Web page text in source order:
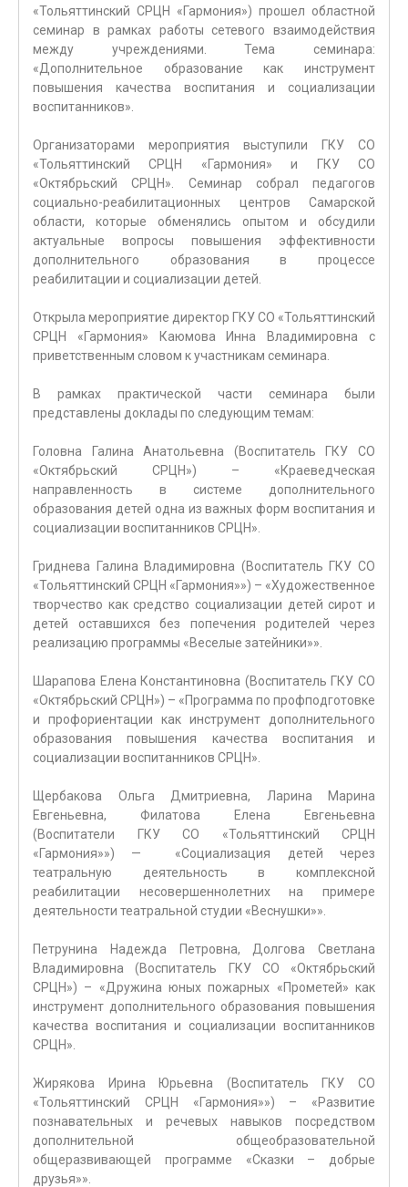
«Тольяттинский СРЦН «Гармония») прошел областной
семинар в рамках работы сетевого взаимодействия
между учреждениями. Тема семинара:
«Дополнительное образование как инструмент
повышения качества воспитания и социализации
воспитанников».
Организаторами мероприятия выступили ГКУ СО
«Тольяттинский СРЦН «Гармония» и ГКУ СО
«Октябрьский СРЦН». Семинар собрал педагогов
социально-реабилитационных центров Самарской
области, которые обменялись опытом и обсудили
актуальные вопросы повышения эффективности
дополнительного образования в процессе
реабилитации и социализации детей.
Открыла мероприятие директор ГКУ СО «Тольяттинский
СРЦН «Гармония» Каюмова Инна Владимировна с
приветственным словом к участникам семинара.
В рамках практической части семинара были
представлены доклады по следующим темам:
Головна Галина Анатольевна (Воспитатель ГКУ СО
«Октябрьский СРЦН») – «Краеведческая
направленность в системе дополнительного
образования детей одна из важных форм воспитания и
социализации воспитанников СРЦН».
Гриднева Галина Владимировна (Воспитатель ГКУ СО
«Тольяттинский СРЦН «Гармония»») – «Художественное
творчество как средство социализации детей сирот и
детей оставшихся без попечения родителей через
реализацию программы «Веселые затейники»».
Шарапова Елена Константиновна (Воспитатель ГКУ СО
«Октябрьский СРЦН») – «Программа по профподготовке
и профориентации как инструмент дополнительного
образования повышения качества воспитания и
социализации воспитанников СРЦН».
Щербакова Ольга Дмитриевна, Ларина Марина
Евгеньевна, Филатова Елена Евгеньевна
(Воспитатели ГКУ СО «Тольяттинский СРЦН
«Гармония»») — «Социализация детей через
театральную деятельность в комплексной
реабилитации несовершеннолетних на примере
деятельности театральной студии «Веснушки»».
Петрунина Надежда Петровна, Долгова Светлана
Владимировна (Воспитатель ГКУ СО «Октябрьский
СРЦН») – «Дружина юных пожарных «Прометей» как
инструмент дополнительного образования повышения
качества воспитания и социализации воспитанников
СРЦН».
Жирякова Ирина Юрьевна (Воспитатель ГКУ СО
«Тольяттинский СРЦН «Гармония»») – «Развитие
познавательных и речевых навыков посредством
дополнительной общеобразовательной
общеразвивающей программе «Сказки – добрые
друзья»».